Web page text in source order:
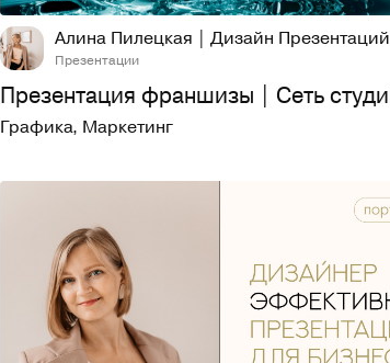
Алина Пилецкая | Дизайн Презентаций
Презентации
Графика, Маркетинг